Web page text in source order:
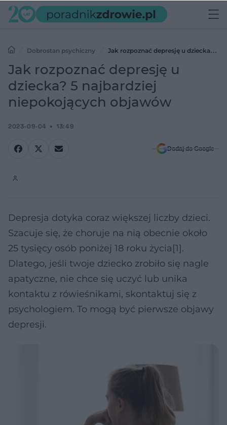
Dobrostan psychiczny
Jak rozpoznać depresję u dziecka? 5
najbardziej niepokojących objawów
Jak rozpoznać depresję u
dziecka? 5 najbardziej
niepokojących objawów
2023-09-04 13:49
Dodaj do Google
Depresja dotyka coraz większej liczby dzieci.
Szacuje się, że choruje na nią obecnie około
25 tysięcy osób poniżej 18 roku życia[1].
Dlatego, jeśli twoje dziecko zrobiło się nagle
apatyczne, nie chce się uczyć lub unika
kontaktu z rówieśnikami, skontaktuj się z
psychologiem. To mogą być pierwsze objawy
depresji.